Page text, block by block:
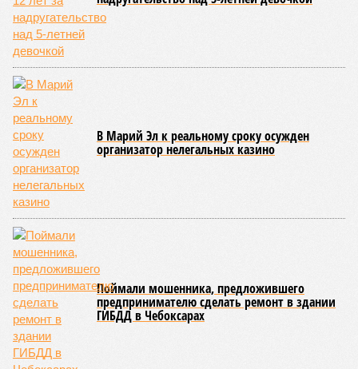
Современная версия чувашской национальной борьбы
была создана в 1990-х годах. С того периода дисциплина
переживает этап активного возрождения, сохраняя при
этом неразрывную связь с многовековыми народными
традициями.
В настоящее время керешу демонстрирует рост
популярности. В 2024 году в столице республики, городе
Чебоксары, на базе спортивной школы № 11 состоялось
торжественное открытие Республиканского центра
единоборств «Керешу». площадка имеет все необходимые
условия для полноценной подготовки спортсменов
высокого класса.
В том же году был проведён первый официальный
чемпионат по керешу, участие в котором приняли
сильнейшие борцы со всех районов Чувашии; турнир
наглядно продемонстрировал динамичный и зрелищный
характер этого вида спорта.
Керешу включён в перечень приоритетных спортивных
дисциплин на территории Чувашской Республики. Кроме